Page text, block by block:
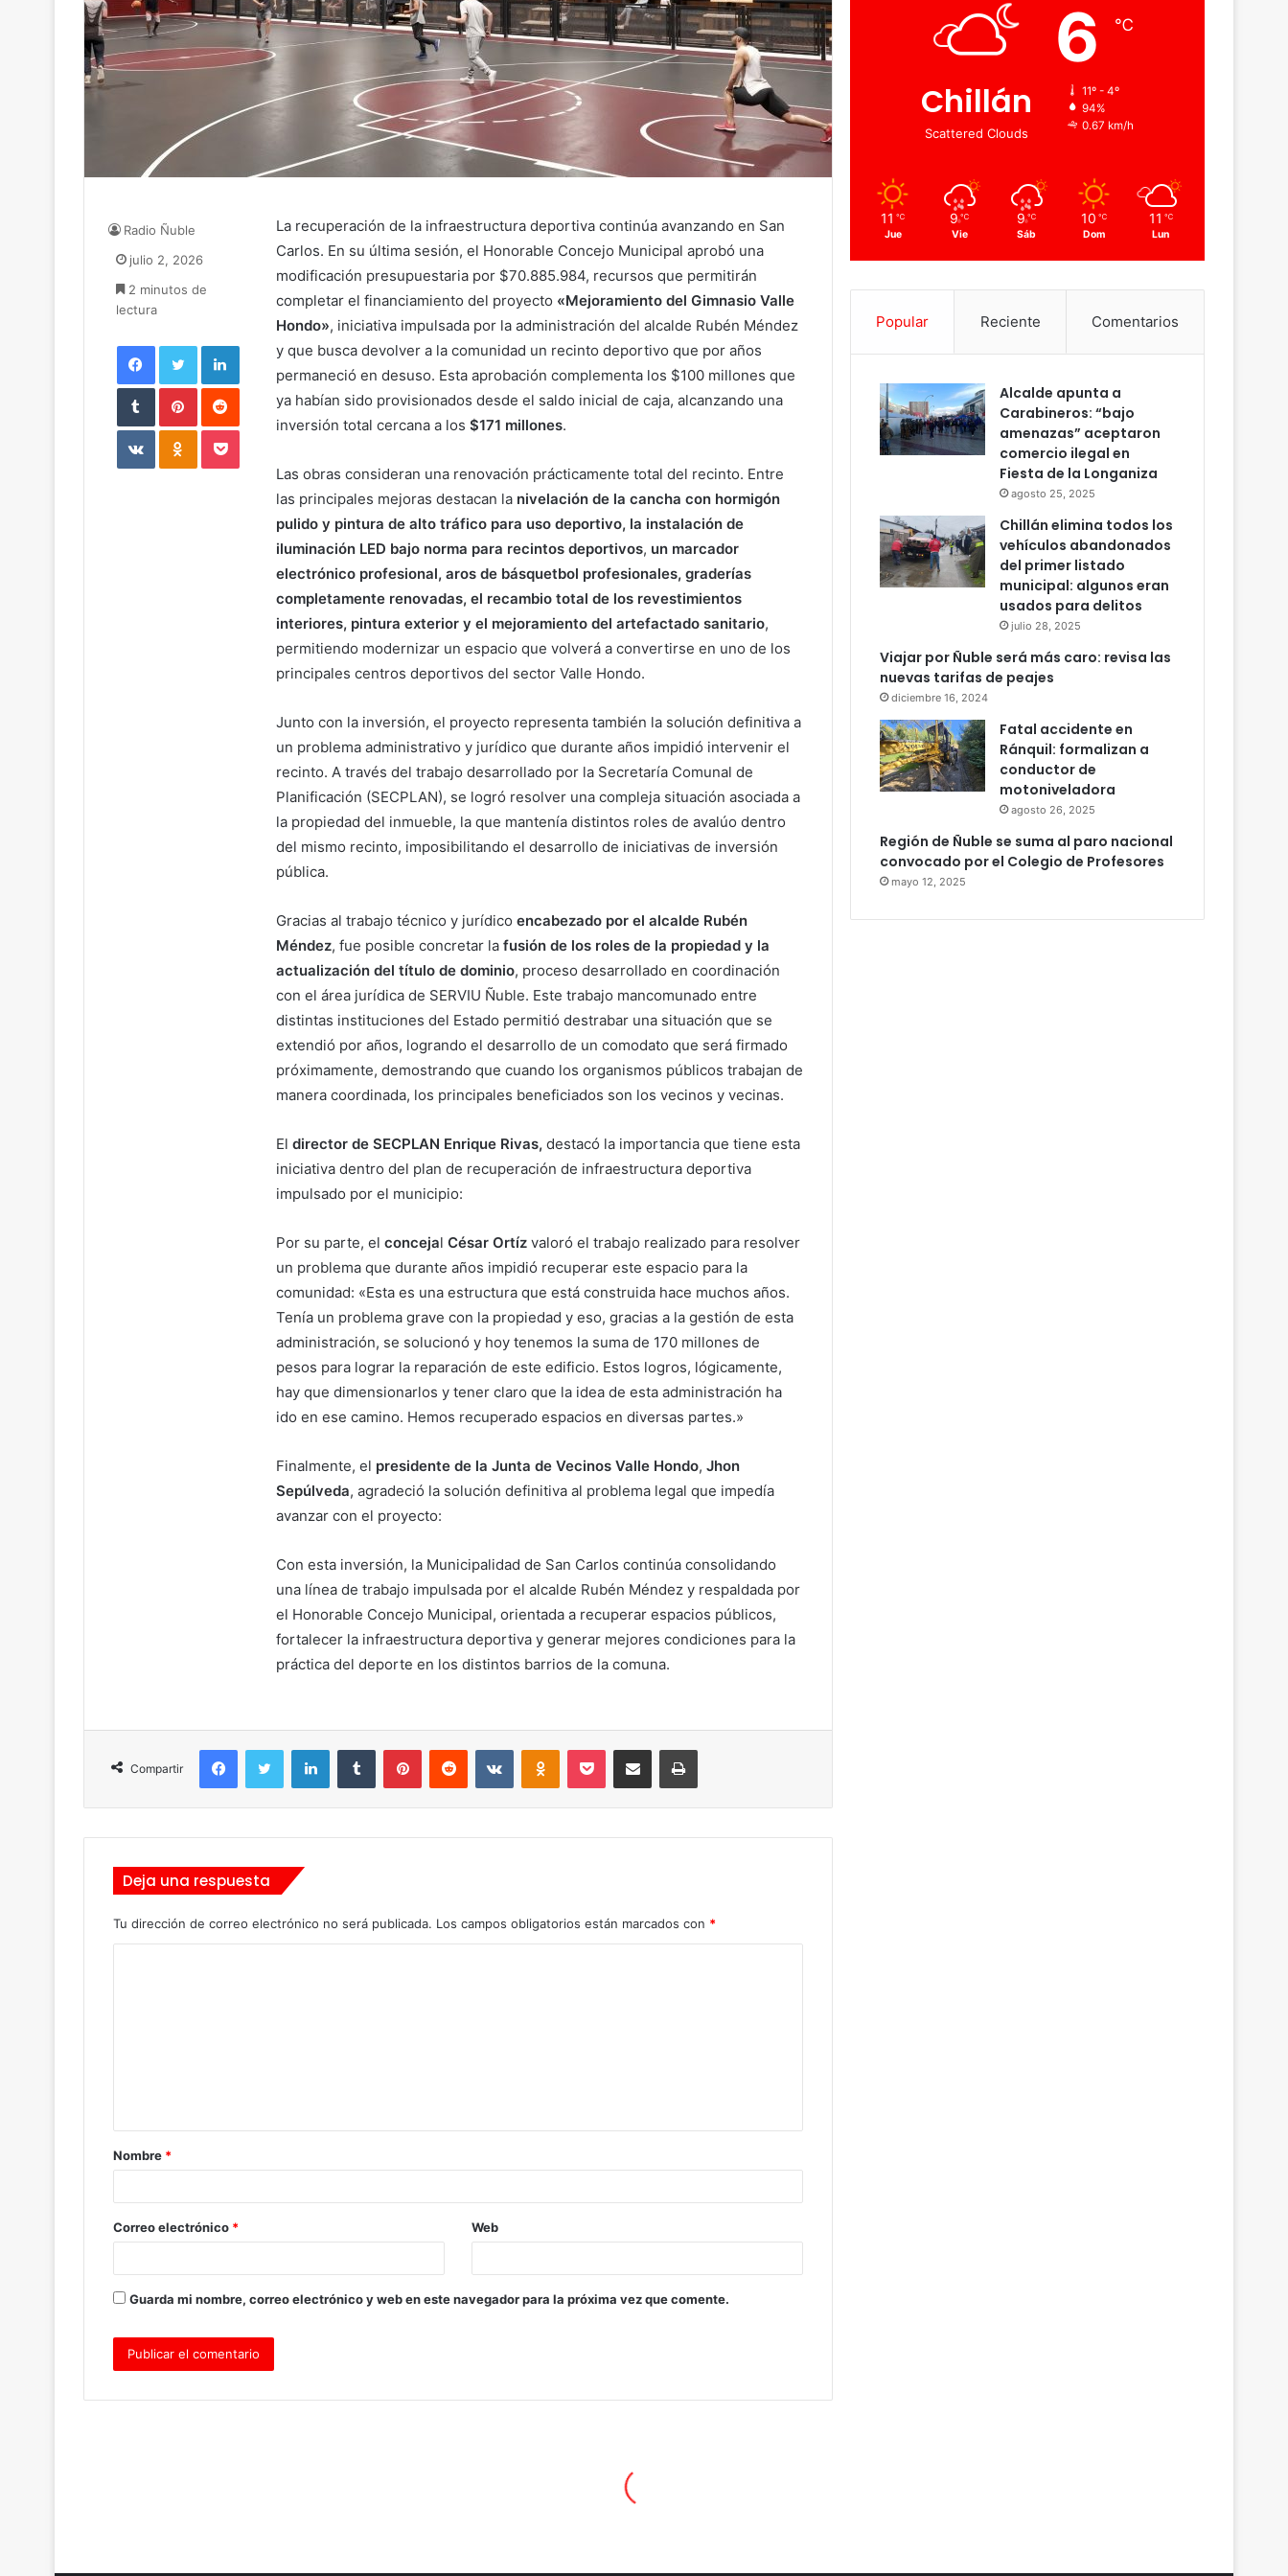
La recuperación de la infraestructura deportiva continúa avanzando en San
Carlos. En su última sesión, el Honorable Concejo Municipal aprobó una
modificación presupuestaria por $70.885.984, recursos que permitirán
completar el financiamiento del proyecto «Mejoramiento del Gimnasio Valle
Hondo», iniciativa impulsada por la administración del alcalde Rubén Méndez
y que busca devolver a la comunidad un recinto deportivo que por años
permaneció en desuso. Esta aprobación complementa los $100 millones que
ya habían sido provisionados desde el saldo inicial de caja, alcanzando una
inversión total cercana a los $171 millones.
Las obras consideran una renovación prácticamente total del recinto. Entre
las principales mejoras destacan la nivelación de la cancha con hormigón
pulido y pintura de alto tráfico para uso deportivo, la instalación de
iluminación LED bajo norma para recintos deportivos, un marcador
electrónico profesional, aros de básquetbol profesionales, graderías
completamente renovadas, el recambio total de los revestimientos
interiores, pintura exterior y el mejoramiento del artefactado sanitario,
permitiendo modernizar un espacio que volverá a convertirse en uno de los
principales centros deportivos del sector Valle Hondo.
Junto con la inversión, el proyecto representa también la solución definitiva a
un problema administrativo y jurídico que durante años impidió intervenir el
recinto. A través del trabajo desarrollado por la Secretaría Comunal de
Planificación (SECPLAN), se logró resolver una compleja situación asociada a
la propiedad del inmueble, la que mantenía distintos roles de avalúo dentro
del mismo recinto, imposibilitando el desarrollo de iniciativas de inversión
pública.
Gracias al trabajo técnico y jurídico encabezado por el alcalde Rubén
Méndez, fue posible concretar la fusión de los roles de la propiedad y la
actualización del título de dominio, proceso desarrollado en coordinación
con el área jurídica de SERVIU Ñuble. Este trabajo mancomunado entre
distintas instituciones del Estado permitió destrabar una situación que se
extendió por años, logrando el desarrollo de un comodato que será firmado
próximamente, demostrando que cuando los organismos públicos trabajan de
manera coordinada, los principales beneficiados son los vecinos y vecinas.
El director de SECPLAN Enrique Rivas, destacó la importancia que tiene esta
iniciativa dentro del plan de recuperación de infraestructura deportiva
impulsado por el municipio:
Por su parte, el concejal César Ortíz valoró el trabajo realizado para resolver
un problema que durante años impidió recuperar este espacio para la
comunidad: «Esta es una estructura que está construida hace muchos años.
Tenía un problema grave con la propiedad y eso, gracias a la gestión de esta
administración, se solucionó y hoy tenemos la suma de 170 millones de
pesos para lograr la reparación de este edificio. Estos logros, lógicamente,
hay que dimensionarlos y tener claro que la idea de esta administración ha
ido en ese camino. Hemos recuperado espacios en diversas partes.»
Finalmente, el presidente de la Junta de Vecinos Valle Hondo, Jhon
Sepúlveda, agradeció la solución definitiva al problema legal que impedía
avanzar con el proyecto:
Con esta inversión, la Municipalidad de San Carlos continúa consolidando
una línea de trabajo impulsada por el alcalde Rubén Méndez y respaldada por
el Honorable Concejo Municipal, orientada a recuperar espacios públicos,
fortalecer la infraestructura deportiva y generar mejores condiciones para la
práctica del deporte en los distintos barrios de la comuna.
Radio Ñuble
julio 2, 2026
2 minutos de
lectura
Facebook Twitter LinkedIn
Tumblr Pinterest Reddit
VKontakte Odnoklassniki Pocket
Compartir
Deja una respuesta
Tu dirección de correo electrónico no será publicada. Los campos obligatorios están marcados con *
a
r
*
Nombre *
Correo electrónico * Web
Guarda mi nombre, correo electrónico y web en este navegador para la próxima vez que comente.
Chillán
Scattered Clouds
6 ℃
11º - 4º
94%
0.67 km/h
11 ℃
Jue
9 ℃
Vie
9 ℃
Sáb
10 ℃
Dom
11 ℃
Lun
Popular Reciente Comentarios
Alcalde apunta a
Carabineros: “bajo
amenazas” aceptaron
comercio ilegal en
Fiesta de la Longaniza
agosto 25, 2025
Chillán elimina todos los
vehículos abandonados
del primer listado
municipal: algunos eran
usados para delitos
julio 28, 2025
Viajar por Ñuble será más caro: revisa las
nuevas tarifas de peajes
diciembre 16, 2024
Fatal accidente en
Ránquil: formalizan a
conductor de
motoniveladora
agosto 26, 2025
Región de Ñuble se suma al paro nacional
convocado por el Colegio de Profesores
mayo 12, 2025